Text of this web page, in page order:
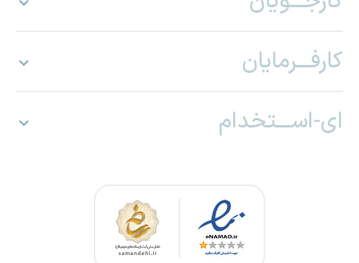
کارفـــرمایان
ای-اســـتخدام